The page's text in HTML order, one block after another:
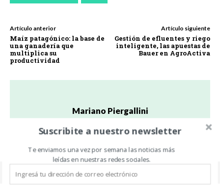
Artículo anterior
Maíz patagónico: la base de
una ganadería que
multiplica su
productividad
Artículo siguiente
Gestión de efluentes y riego
inteligente, las apuestas de
Bauer en AgroActiva
Mariano Piergallini
Suscribite a nuestro newsletter
Te enviamos una vez por semana las noticias más
leídas en nuestras redes sociales.